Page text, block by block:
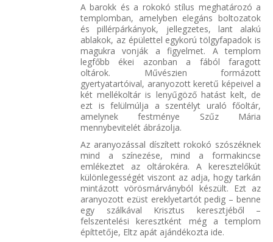
A barokk és a rokokó stílus meghatározó a
templomban, amelyben elegáns boltozatok
és pillérpárkányok, jellegzetes, lant alakú
ablakok, az épülettel egykorú tölgyfapadok is
magukra vonják a figyelmet. A templom
legfőbb ékei azonban a fából faragott
oltárok. Művészien formázott
gyertyatartóival, aranyozott keretű képeivel a
két mellékoltár is lenyűgöző hatást kelt, de
ezt is felülmúlja a szentélyt uraló főoltár,
amelynek festménye Szűz Mária
mennybevitelét ábrázolja.
Az aranyozással díszített rokokó szószéknek
mind a színezése, mind a formakincse
emlékeztet az oltárokéra. A keresztelőkút
különlegességét viszont az adja, hogy tarkán
mintázott vörösmárványból készült. Ezt az
aranyozott ezüst ereklyetartót pedig – benne
egy szálkával Krisztus keresztjéből –
felszentelési keresztként még a templom
építtetője, Eltz apát ajándékozta ide.